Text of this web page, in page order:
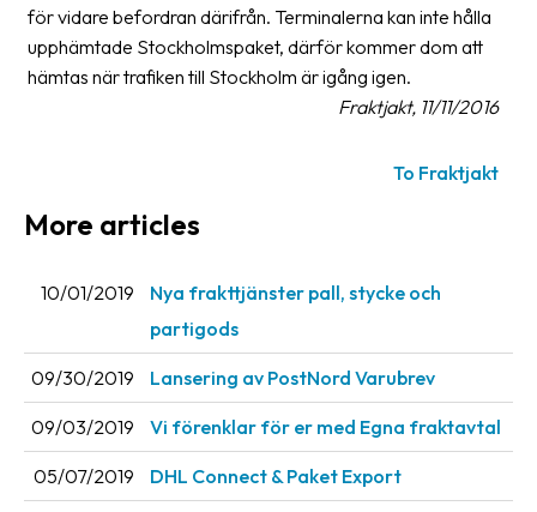
Printer
settings
Manuals
Downloads
Barcode
scanner
Support
för vidare befordran därifrån. Terminalerna kan inte hålla
upphämtade Stockholmspaket, därför kommer dom att
hämtas när trafiken till Stockholm är igång igen.
Fraktjakt, 11/11/2016
To Fraktjakt
More articles
10/01/2019
Nya frakttjänster pall, stycke och
partigods
09/30/2019 Lansering av PostNord Varubrev
09/03/2019 Vi förenklar för er med Egna fraktavtal
05/07/2019 DHL Connect & Paket Export